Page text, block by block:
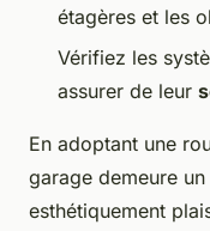
étagères et les
Vérifiez les
assurer de leur
En adoptant une
garage demeure
esthétiquement